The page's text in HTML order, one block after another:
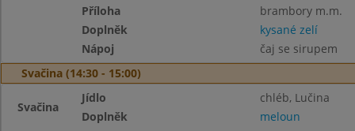
Příloha
brambory m.m.
Doplněk
kysané zelí
Nápoj
čaj se sirupem
Svačina (14:30 - 15:00)
Svačina
Jídlo
chléb, Lučina
Doplněk
meloun